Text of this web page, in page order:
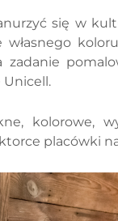
się w
Unicell.
kolorowe,
placówki